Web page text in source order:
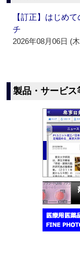
【訂正】はじめ
チ
2026年08月06日 (
製品・サービス